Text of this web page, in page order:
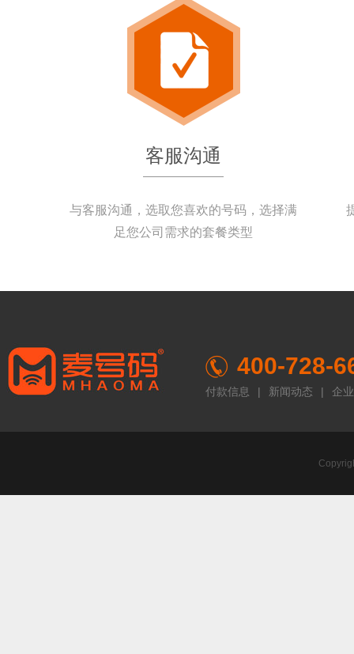
客服沟通
与客服沟通，选取您喜欢的号码，选择满
足您公司需求的套餐类型
400-728-
付款信息 | 新闻动态 | 企